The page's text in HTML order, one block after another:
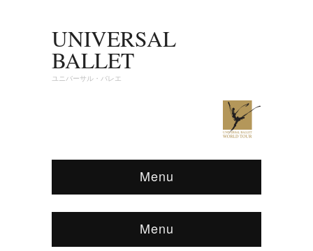
UNIVERSAL
BALLET
ユニバーサル・バレエ
Menu
Menu